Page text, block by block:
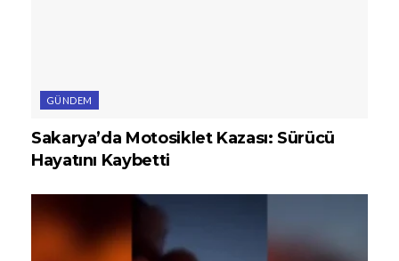
GÜNDEM
Sakarya’da Motosiklet Kazası: Sürücü
Hayatını Kaybetti